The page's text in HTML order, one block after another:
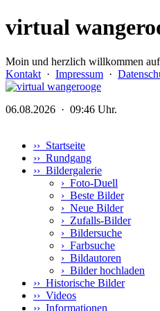
virtual
Moin und herzlich willkommen auf
Kontakt · Impressum ·
06.08.2026 · 09:46 Uhr.
›› Startseite
›› Rundgang
›› Bildergalerie
› Foto-Duell
› Beste Bilder
› Neue Bilder
› Zufalls-Bilder
› Bildersuche
› Farbsuche
› Bildautoren
› Bilder hochladen
›› Historische Bilder
›› Videos
›› Informationen